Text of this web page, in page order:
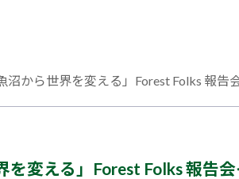
沼から世界を変える」Forest Folks 報告
を変える」Forest Folks 報告